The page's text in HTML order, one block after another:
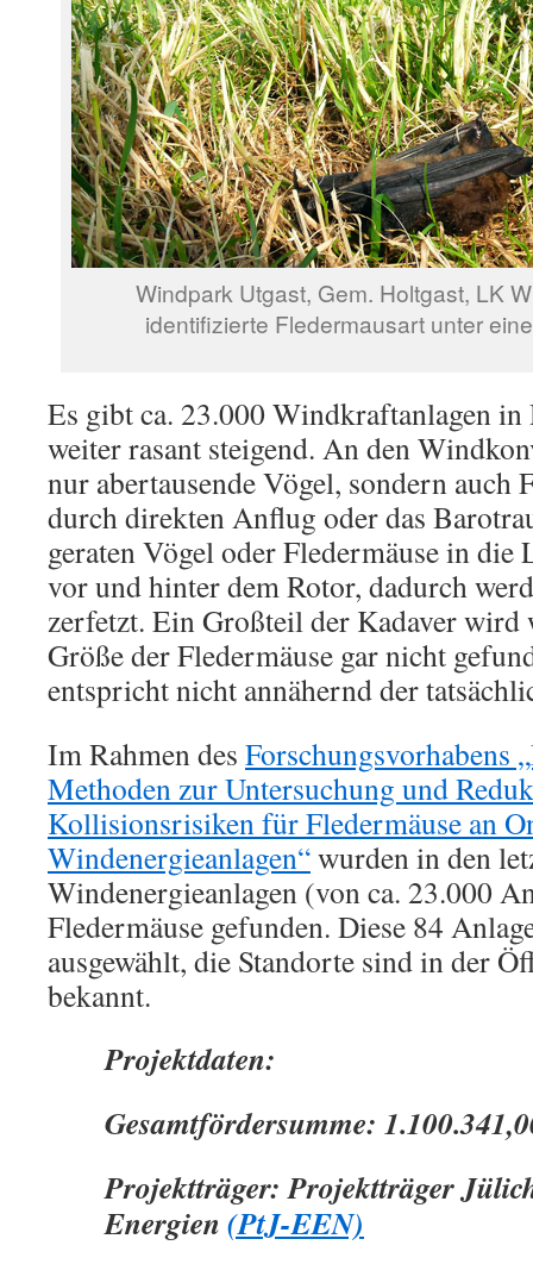
Windpark Utgast, Gem. Holtgast, LK
identifizierte Fledermausart unter
Es gibt ca. 23.000 Windkraftanlagen in
weiter rasant steigend. An den
nur abertausende Vögel, sondern auch
durch direkten Anflug oder das
geraten Vögel oder Fledermäuse in
vor und hinter dem Rotor, dadurch
zerfetzt. Ein Großteil der Kadaver wird
Größe der Fledermäuse gar nicht
entspricht nicht annähernd der
Im Rahmen des Forschungsvorhabens
Methoden zur Untersuchung und
Kollisionsrisiken für Fledermäuse an
Windenergieanlagen“wurden in den
Windenergieanlagen (von ca. 23.000
Fledermäuse gefunden. Diese 84
ausgewählt, die Standorte sind in der
bekannt.
Projektdaten:
Gesamtfördersumme:
Projektträger: Projektträger
Energien(PtJ-EEN)